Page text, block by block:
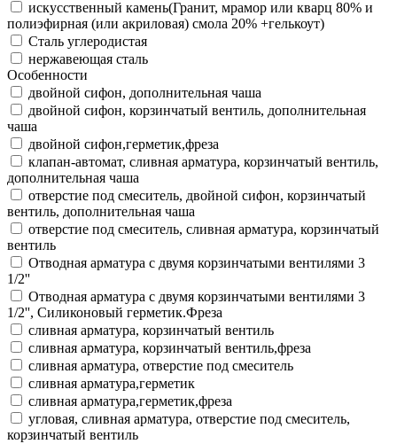
искусственный камень(Гранит, мрамор или кварц 80% и
полиэфирная (или акриловая) смола 20% +гелькоут)
Сталь углеродистая
нержавеющая сталь
Особенности
двойной сифон, дополнительная чаша
двойной сифон, корзинчатый вентиль, дополнительная
чаша
двойной сифон,герметик,фреза
клапан-автомат, сливная арматура, корзинчатый вентиль,
дополнительная чаша
отверстие под смеситель, двойной сифон, корзинчатый
вентиль, дополнительная чаша
отверстие под смеситель, сливная арматура, корзинчатый
вентиль
Отводная арматура с двумя корзинчатыми вентилями 3
1/2''
Отводная арматура с двумя корзинчатыми вентилями 3
1/2'', Силиконовый герметик.Фреза
сливная арматура, корзинчатый вентиль
сливная арматура, корзинчатый вентиль,фреза
сливная арматура, отверстие под смеситель
сливная арматура,герметик
сливная арматура,герметик,фреза
угловая, сливная арматура, отверстие под смеситель,
корзинчатый вентиль